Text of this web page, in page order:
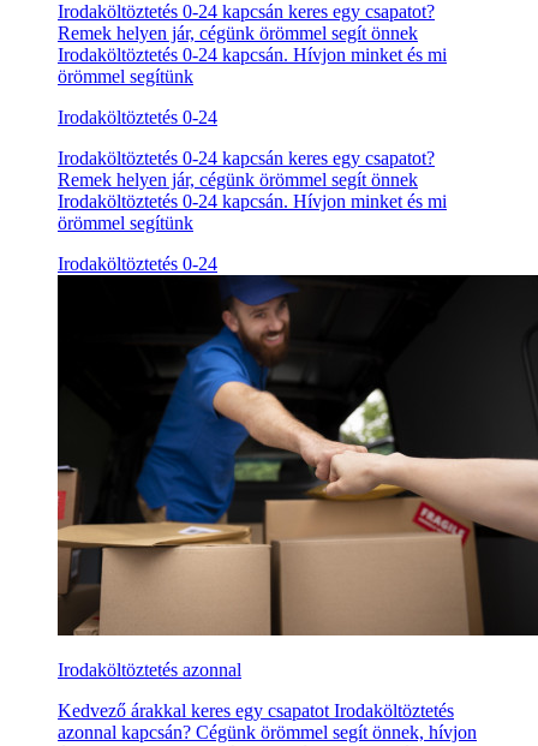
Irodaköltöztetés 0-24 kapcsán keres egy csapatot?
Remek helyen jár, cégünk örömmel segít önnek
Irodaköltöztetés 0-24 kapcsán. Hívjon minket és mi
örömmel segítünk
Irodaköltöztetés 0-24
Irodaköltöztetés 0-24 kapcsán keres egy csapatot?
Remek helyen jár, cégünk örömmel segít önnek
Irodaköltöztetés 0-24 kapcsán. Hívjon minket és mi
örömmel segítünk
Irodaköltöztetés 0-24
Irodaköltöztetés azonnal
Kedvező árakkal keres egy csapatot Irodaköltöztetés
azonnal kapcsán? Cégünk örömmel segít önnek, hívjon